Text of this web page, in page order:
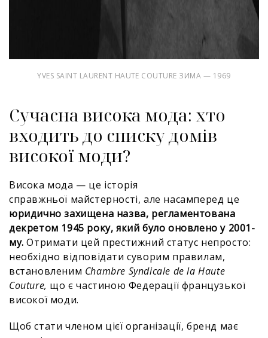
YVES SAINT LAURENT HAUTE COUTURE ЗИМА — 1969
Сучасна висока мода: хто
входить до списку домів
високої моди?
Висока мода — це історія
справжньої майстерності, але насамперед це
юридично захищена назва, регламентована
декретом 1945 року, який було оновлено у 2001-
му.Отримати цей престижний статус непросто:
необхідно відповідати суворим правилам,
встановленим Chambre Syndicale de la Haute
Couture, що є частиною Федерації французької
високої моди.
Щоб стати членом цієї організації, бренд має